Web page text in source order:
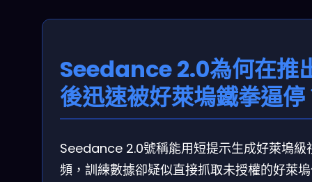
Seedance 2.0為何在推
後迅速被好萊塢鐵拳逼停
Seedance 2.0號稱能用短提示生成好萊塢級
頻，訓練數據卻疑似直接抓取未授權的好萊